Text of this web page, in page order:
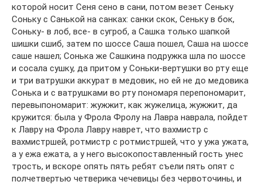
которой носит Сеня сено в сани, потом везет Сеньку
Соньку с Санькой на санках: санки скок, Сеньку в бок,
Соньку- в лоб, все- в сугроб, а Сашка только шапкой
шишки сшиб, затем по шоссе Саша пошел, Саша на шоссе
саше нашел; Сонька же Сашкина подружка шла по шоссе
и сосала сушку, да притом у Соньки-вертушки во рту еще
и три ватрушки аккурат в медовик, но ей не до медовика
Сонька и с ватрушками во рту пономаря перепономарит,
перевыпономарит: жужжит, как жужелица, жужжит, да
кружится: была у Фрола Фролу на Лавра наврала, пойдет
к Лавру на Фрола Лавру наврет, что вахмистр с
вахмистршей, ротмистр с ротмистршей, что у ужа ужата,
а у ежа ежата, а у него высокопоставленный гость унес
трость, и вскоре опять пять ребят съели пять опят с
полчетвертью четверика чечевицы без червоточины, и